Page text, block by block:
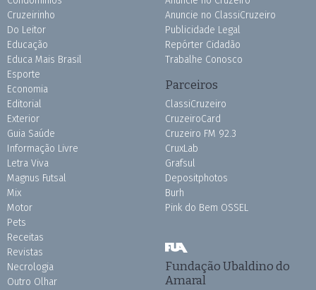
Cruzeirinho
Do Leitor
Educação
Educa Mais Brasil
Esporte
Economia
Editorial
Exterior
Guia Saúde
Informação Livre
Letra Viva
Magnus Futsal
Mix
Motor
Pets
Receitas
Revistas
Necrologia
Outro Olhar
Anuncie no ClassiCruzeiro
Publicidade Legal
Repórter Cidadão
Trabalhe Conosco
Parceiros
ClassiCruzeiro
CruzeiroCard
Cruzeiro FM 92.3
CruxLab
Grafsul
Depositphotos
Burh
Pink do Bem OSSEL
Fundação Ubaldino do
Amaral